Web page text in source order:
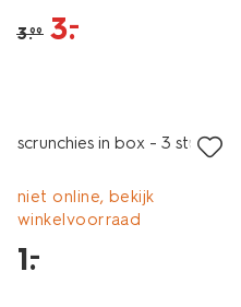
3.99 3.
–
scrunchies in box - 3 stuks
niet online, bekijk
winkelvoorraad
1.
–